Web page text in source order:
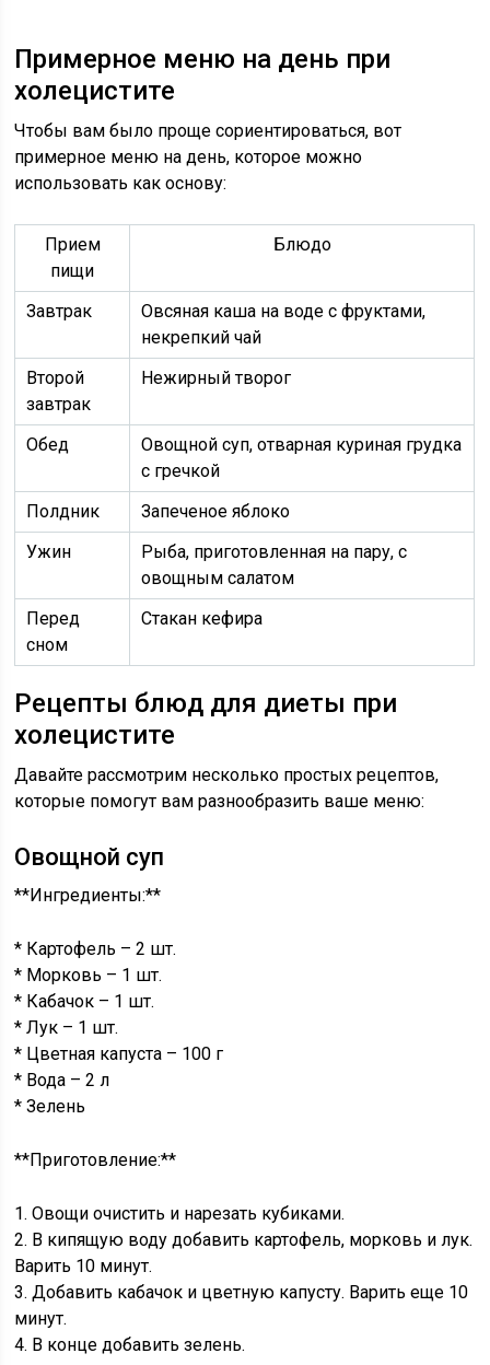
Примерное меню на день при
холецистите
Чтобы вам было проще сориентироваться, вот
примерное меню на день, которое можно
использовать как основу:
Прием
пищи
Блюдо
Завтрак
Овсяная каша на воде с фруктами,
некрепкий чай
Второй
завтрак
Нежирный творог
Обед
Овощной суп, отварная куриная грудка
с гречкой
Полдник
Запеченое яблоко
Ужин
Рыба, приготовленная на пару, с
овощным салатом
Перед
сном
Стакан кефира
Рецепты блюд для диеты при
холецистите
Давайте рассмотрим несколько простых рецептов,
которые помогут вам разнообразить ваше меню:
Овощной суп
**Ингредиенты:**
* Картофель – 2 шт.
* Морковь – 1 шт.
* Кабачок – 1 шт.
* Лук – 1 шт.
* Цветная капуста – 100 г
* Вода – 2 л
* Зелень
**Приготовление:**
1. Овощи очистить и нарезать кубиками.
2. В кипящую воду добавить картофель, морковь и лук.
Варить 10 минут.
3. Добавить кабачок и цветную капусту. Варить еще 10
минут.
4. В конце добавить зелень.